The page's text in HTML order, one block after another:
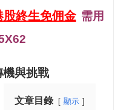
終生免佣金 需用
與挑戰
文章目錄 顯示